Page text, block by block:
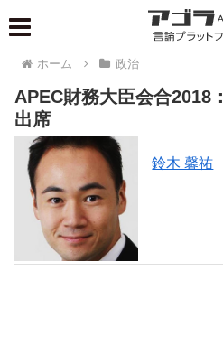
ホーム 政治
APEC財務大臣会合2018
出席
鈴木 馨祐